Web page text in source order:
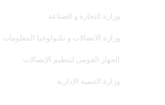
وزارة التجارة و الصناعة
وزارة الاتصالات و تكنولوجيا المعلومات
الجهاز القومى لتنظيم الإتصالات
وزارة التنمية الإدارية